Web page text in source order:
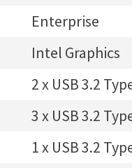
Enterprise
Intel Graphics
2 x USB 3.2
3 x USB 3.2
1 x USB 3.2